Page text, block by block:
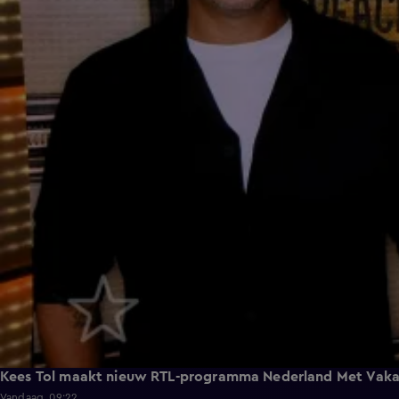
Kees Tol maakt nieuw RTL-programma Nederland Met